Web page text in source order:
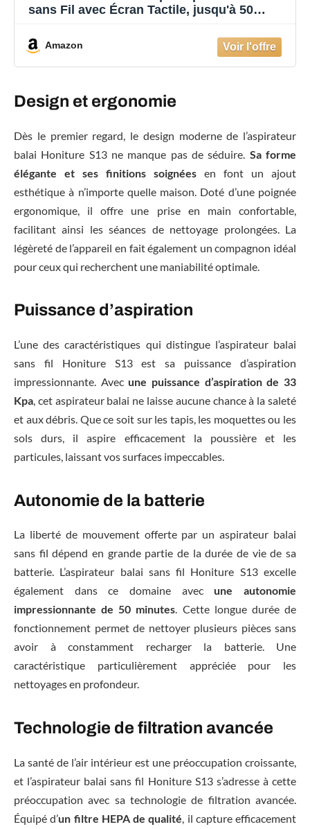
sans Fil avec Écran Tactile, jusqu'à 50
Aspirateur Balai pour parquet, Tapis, Poils
d'animaux S13
Amazon
Design et ergonomie
Dès le premier regard, le design moderne de l’aspirateur
balai Honiture S13 ne manque pas de séduire. Sa forme
élégante et ses finitions soignées en font un ajout
esthétique à n’importe quelle maison. Doté d’une poignée
ergonomique, il offre une prise en main confortable,
facilitant ainsi les séances de nettoyage prolongées. La
légèreté de l’appareil en fait également un compagnon idéal
pour ceux qui recherchent une maniabilité optimale.
Puissance d’aspiration
L’une des caractéristiques qui distingue l’aspirateur balai
sans fil Honiture S13 est sa puissance d’aspiration
impressionnante. Avecune puissance d’aspiration de 33
Kpa, cet aspirateur balai ne laisse aucune chance à la saleté
et aux débris. Que ce soit sur les tapis, les moquettes ou les
sols durs, il aspire efficacement la poussière et les
particules, laissant vos surfaces impeccables.
Autonomie de la batterie
La liberté de mouvement offerte par un aspirateur balai
sans fil dépend en grande partie de la durée de vie de sa
batterie. L’aspirateur balai sans fil Honiture S13 excelle
également dans ce domaine avec une autonomie
impressionnante de 50 minutes. Cette longue durée de
fonctionnement permet de nettoyer plusieurs pièces sans
avoir à constamment recharger la batterie. Une
caractéristique particulièrement appréciée pour les
nettoyages en profondeur.
Technologie de filtration avancée
La santé de l’air intérieur est une préoccupation croissante,
et l’aspirateur balai sans fil Honiture S13 s’adresse à cette
préoccupation avec sa technologie de filtration avancée.
Équipé d’un filtre HEPA de qualité , il capture efficacement